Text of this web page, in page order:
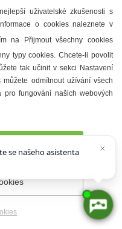
žebříku do
do dvou kufrů a
ranních hodin
města kolem
prohlíželi trosky
I při této
štěstí v
o několik hodin
plniti věřícími
Během neděle
občané z
o katastrofě
uživatelské zkušenosti s
o cookies naleznete v
na Přijmout všechny cookies
typy cookies. Chcete-li povolit
tak učinit v sekci Nastavení
odmítnout užívání všech
fungování našich webových
se našeho asistenta